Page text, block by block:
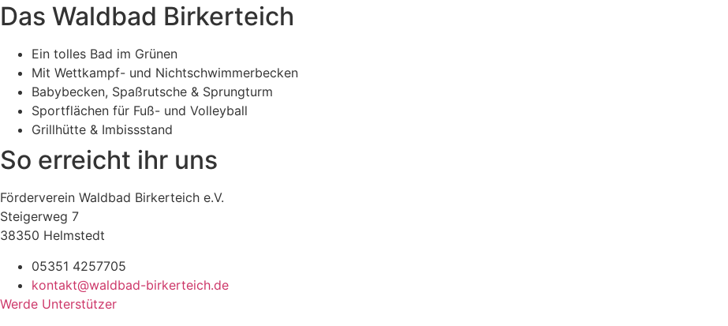
Das Waldbad Birkerteich
Ein tolles Bad im Grünen
Mit Wettkampf- und Nichtschwimmerbecken
Babybecken, Spaßrutsche & Sprungturm
Sportflächen für Fuß- und Volleyball
Grillhütte & Imbissstand
So erreicht ihr uns
Förderverein Waldbad Birkerteich e.V.
Steigerweg 7
38350 Helmstedt
05351 4257705
kontakt@waldbad-birkerteich.de
Werde Unterstützer